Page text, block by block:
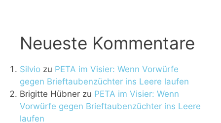
Neueste Kommentare
Silvio zu PETA im Visier: Wenn Vorwürfe
gegen Brieftaubenzüchter ins Leere laufen
Brigitte Hübner zu PETA im Visier: Wenn
Vorwürfe gegen Brieftaubenzüchter ins Leere
laufen